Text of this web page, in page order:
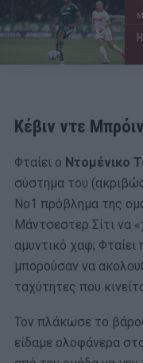
Κέβιν ντε
Φταίει ο Ντομένικο
σύστημα του
Νο1 πρόβλημα της
Μάντσεστερ Σίτι να
αμυντικό χαφ;
μπορούσαν να
ταχύτητες που
Τον πλάκωσε το
είδαμε ολοφάνερα